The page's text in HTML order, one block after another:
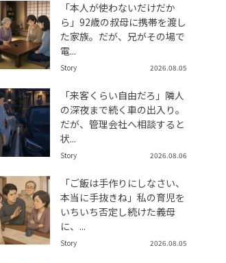
「本人が使わないだけだか
ら」92歳の叔母に携帯を渡し
た家族。だが、兄がその場で
電...
Story 2026.08.05
「来客くらい自由だろ」隣人
の深夜まで続く車の出入り。
だが、管理会社へ相談すると
状...
Story 2026.08.06
「ご飯は手作りにしなさい、
本当に手抜きね」私の育児を
いちいち否定し続けた義母
に、...
Story 2026.08.05